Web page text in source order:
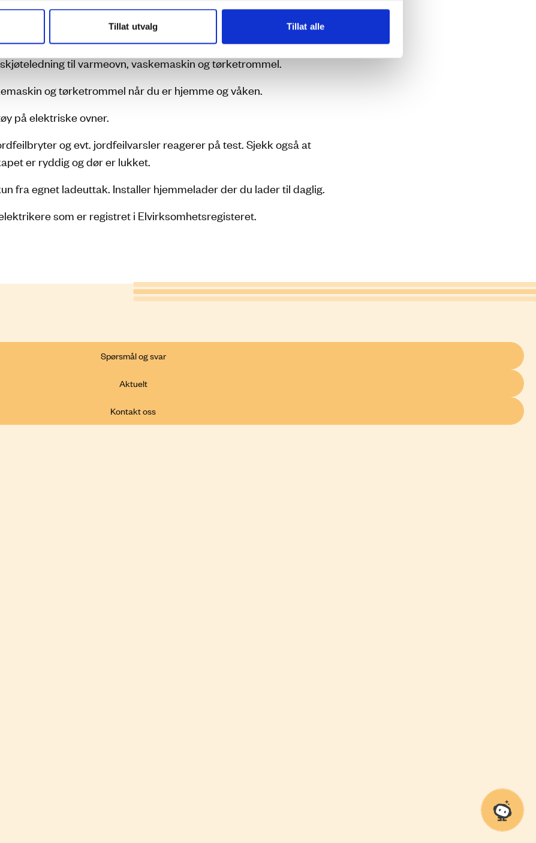
Tillat utvalg Tillat alle
eller på underlag som lett kan brenne.
til varmeovn, vaskemaskin og tørketrommel.
og tørketrommel når du er hjemme og våken.
på elektriske ovner.
og evt. jordfeilvarsler reagerer på test. Sjekk også at
er ryddig og dør er lukket.
fra egnet ladeuttak. Installer hjemmelader der du lader til daglig.
som er registret i Elvirksomhetsregisteret.
Spørsmål og svar
Aktuelt
Kontakt oss